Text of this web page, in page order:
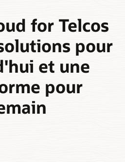
for Telcos
pour
et une
pour